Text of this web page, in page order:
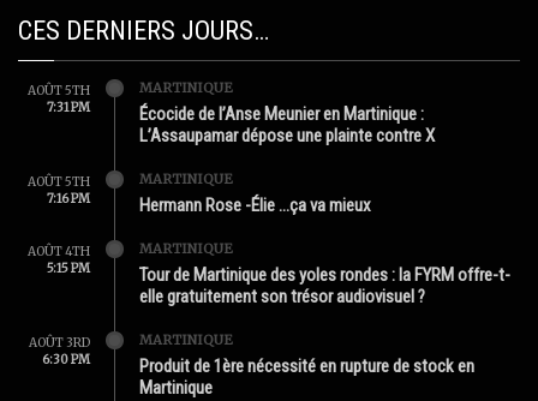
CES DERNIERS JOURS…
AOÛT 5TH
7:31 PM
MARTINIQUE
Écocide de l’Anse Meunier en Martinique :
L’Assaupamar dépose une plainte contre X
AOÛT 5TH
7:16 PM
MARTINIQUE
Hermann Rose -Élie …ça va mieux
AOÛT 4TH
5:15 PM
MARTINIQUE
Tour de Martinique des yoles rondes : la FYRM offre-t-
elle gratuitement son trésor audiovisuel ?
AOÛT 3RD
6:30 PM
MARTINIQUE
Produit de 1ère nécessité en rupture de stock en
Martinique